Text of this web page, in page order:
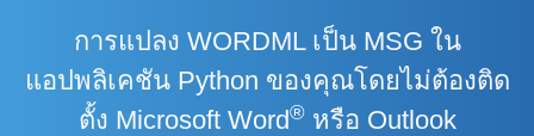
การแปลง WORDML เป็น MSG ใน
แอปพลิเคชัน Python ของคุณโดยไม่ต้องติด
ตั้ง Microsoft Word®หรือ Outlook